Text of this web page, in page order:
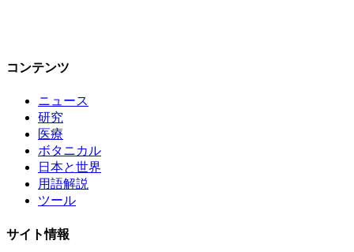
コンテンツ
ニュース
研究
医療
ボタニカル
日本と世界
用語解説
ツール
サイト情報